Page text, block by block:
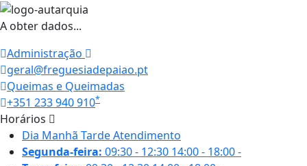
A obter dados...
Administração
geral@freguesiadepaiao.pt
Queimas e Queimadas
+351 233 940 910*
Horários
Dia Manhã TardeAtendimento
Segunda-feira: 09:30 - 12:30 14:00 - 18:00-